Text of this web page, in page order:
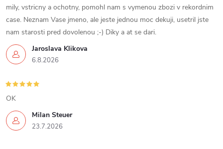
Jaroslava Klikova
6.8.2026
mily, vstricny a ochotny, pomohl nam s vymenou zbozi v rekordnim
case. Neznam Vase jmeno, ale jeste jednou moc dekuji, usetril jste
nam starosti pred dovolenou ;-) Diky a at se dari.
Milan Steuer
23.7.2026
OK